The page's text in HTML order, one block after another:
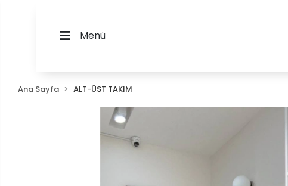
Menü
Ana Sayfa ALT-ÜST TAKIM